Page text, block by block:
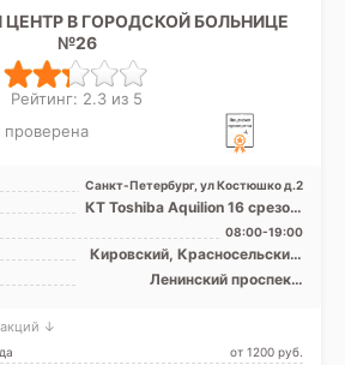
В ГОРОДСКОЙ БОЛЬНИЦЕ
№26
Рейтинг: 2.3 из 5
проверена
Санкт-Петербург, ул Костюшко д.2
КТ Toshiba Aquilion 16 срезов,
КТ Siemens Somatom
Definition 64 срезов ...
08:00-19:00
Кировский, Красносельский,
Московский
Ленинский проспект,
↓
от 1200 pуб.